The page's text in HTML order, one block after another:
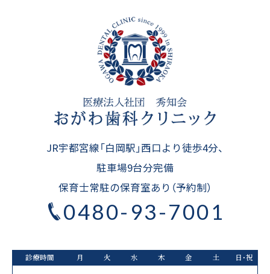
JR宇都宮線「白岡駅」西口より徒歩4分、
駐車場9台分完備
保育士常駐の保育室あり（予約制）
0480-93-7001
診療時間 月 火 水 木 金 土 日・祝
LINE友だち追加
友だち追加
LINEに移動する